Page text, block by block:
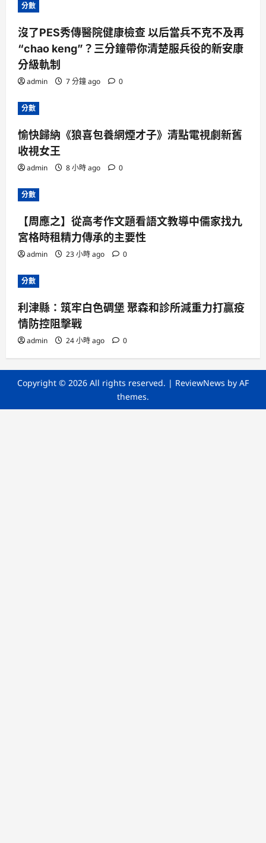
分數
沒了PES秀傳醫院健康檢查 以后當兵不克不及再
“chao keng”？三分鐘帶你清楚服兵役的新安康
分級軌制
admin 7 分鐘 ago 0
分數
愉快歸納《狼喜包養網煙才子》清點電視劇新舊
收視女王
admin 8 小時 ago 0
分數
【周應之】從高考作文題看語文教導中儒家找九
宮格時租精力傳承的主要性
admin 23 小時 ago 0
分數
利津縣：筑牢白色碉堡 聚森和診所減重力打贏疫
情防控阻擊戰
admin 24 小時 ago 0
Copyright © 2026 All rights reserved. | ReviewNews by AF
themes.